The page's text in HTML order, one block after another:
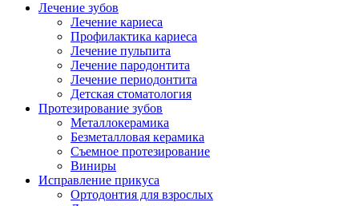
Лечение зубов
Лечение кариеса
Профилактика кариеса
Лечение пульпита
Лечение пародонтита
Лечение периодонтита
Детская стоматология
Протезирование зубов
Металлокерамика
Безметалловая керамика
Съемное протезирование
Виниры
Исправление прикуса
Ортодонтия для взрослых